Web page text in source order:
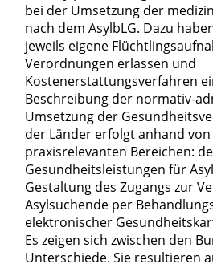
bei der Umsetzung der
nach dem AsylbLG. Dazu
jeweils eigene
Verordnungen erlassen und
Kostenerstattungsverfahren
Beschreibung der normativ-
Umsetzung der
der Länder erfolgt anhand
praxisrelevanten Bereichen:
Gesundheitsleistungen für
Gestaltung des Zugangs zur
Asylsuchende per
elektronischer
Es zeigen sich zwischen den
Unterschiede. Sie resultieren